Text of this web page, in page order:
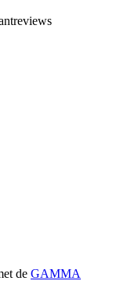
de GAMMA